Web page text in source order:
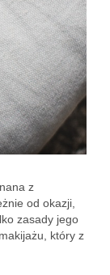
z
od okazji,
zasady jego
który z